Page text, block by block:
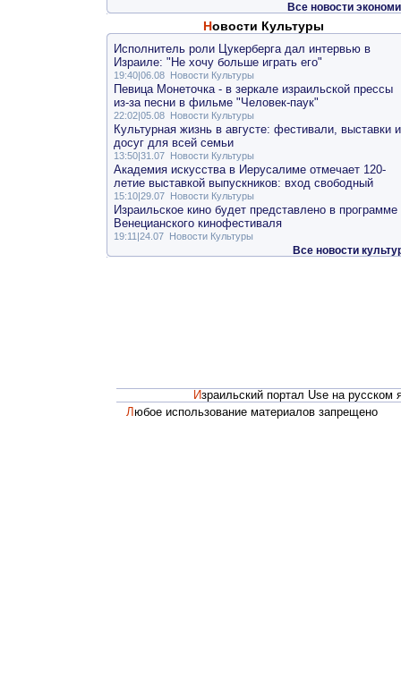
Все новости
Новости Культуры
Исполнитель роли Цукерберга дал интервью в
Израиле: "Не хочу больше играть его"
19:40|06.08 Новости Культуры
Певица Монеточка - в зеркале израильской прессы
из-за песни в фильме "Человек-паук"
22:02|05.08 Новости Культуры
Культурная жизнь в августе: фестивали, выставки и
досуг для всей семьи
13:50|31.07 Новости Культуры
Академия искусства в Иерусалиме отмечает 120-
летие выставкой выпускников: вход свободный
15:10|29.07 Новости Культуры
Израильское кино будет представлено в программе
Венецианского кинофестиваля
19:11|24.07 Новости Культуры
Все новости
Израильский портал Use на
Любое использование материалов запрещено